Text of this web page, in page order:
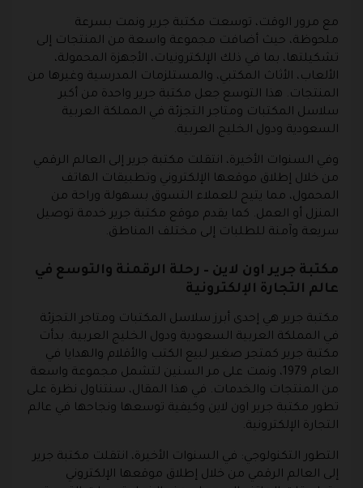
مع مرور الوقت، توسعت مكتبة جرير ونمت بسرعة
ملحوظة، حيث أضافت مجموعة واسعة من المنتجات إلى
تشكيلتها، بما في ذلك الإلكترونيات، الأجهزة المحمولة،
الألعاب، الأثاث المكتبي، والمستلزمات المدرسية وغيرها من
المنتجات. هذا التوسع جعل مكتبة جرير واحدة من أكبر
سلاسل المكتبات ومتاجر التجزئة في المملكة العربية
السعودية ودول الخليج العربية.
وفي السنوات الأخيرة، انتقلت مكتبة جرير إلى العالم الرقمي
من خلال إطلاق موقعها الإلكتروني وتطبيقات الهاتف
المحمول، مما يتيح للعملاء التسوق بسهولة وراحة من
المنزل أو العمل. كما يقدم موقع مكتبة جرير خدمة توصيل
سريعة وآمنة للطلبات إلى مختلف المناطق.
مكتبة جرير اون لاين – رحلة الرقمنة والتوسع في
عالم التجارة الإلكترونية
مكتبة جرير هي إحدى أبرز سلاسل المكتبات ومتاجر التجزئة
في المملكة العربية السعودية ودول الخليج العربية. بدأت
مكتبة جرير كمتجر صغير لبيع الكتب والأقلام والهدايا في
العام 1979، ونمت على مر السنين لتشمل مجموعة واسعة
من المنتجات والخدمات. في هذا المقال، سنتناول نظرة على
تطور مكتبة جرير اون لاين وكيفية توسعها ونجاحها في عالم
التجارة الإلكترونية.
التطور التكنولوجي: في السنوات الأخيرة، انتقلت مكتبة جرير
إلى العالم الرقمي من خلال إطلاق موقعها الإلكتروني